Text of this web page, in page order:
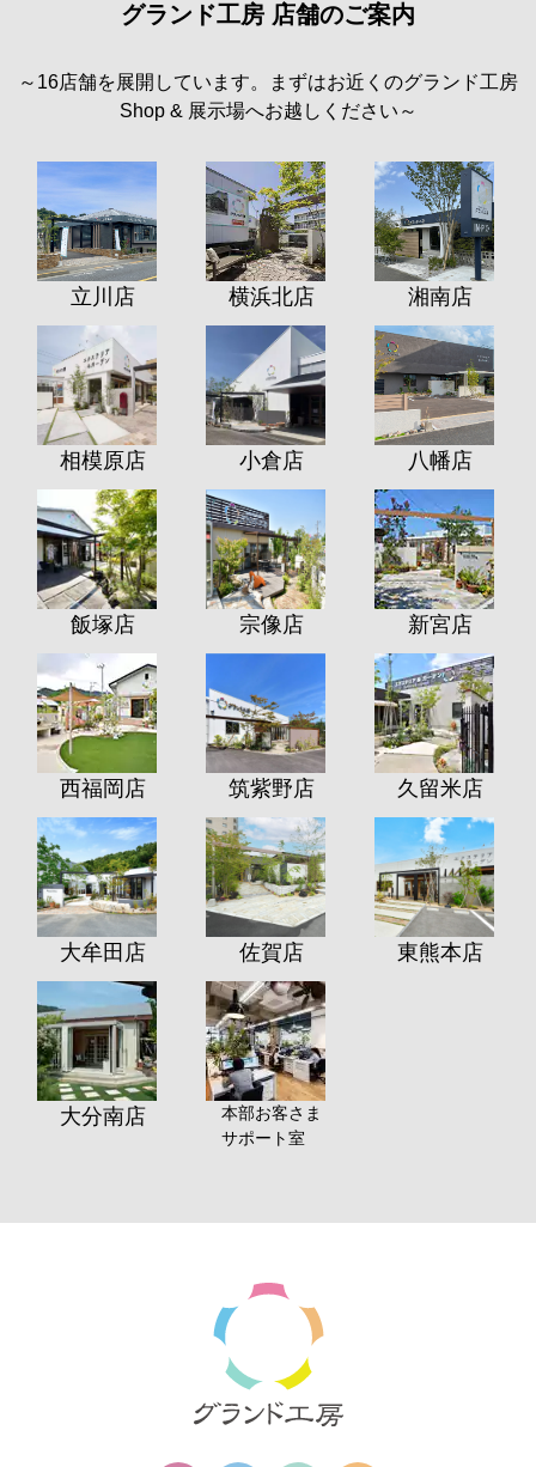
グランド工房 店舗のご案内
～16店舗を展開しています。まずはお近くのグランド工房
Shop & 展示場へお越しください～
立川店 横浜北店 湘南店
相模原店 小倉店 八幡店
飯塚店 宗像店 新宮店
西福岡店 筑紫野店 久留米店
大牟田店 佐賀店 東熊本店
大分南店
本部お客さま
サポート室